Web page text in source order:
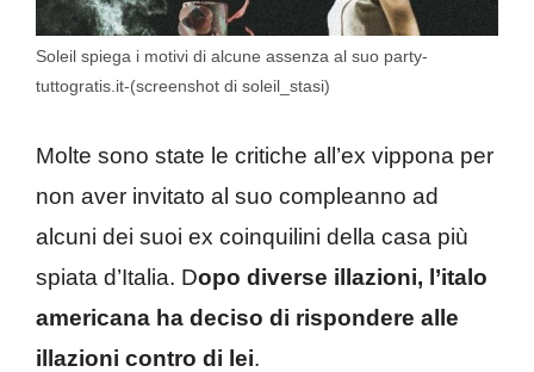
Soleil spiega i motivi di alcune assenza al suo party-
tuttogratis.it-(screenshot di soleil_stasi)
Molte sono state le critiche all’ex vippona per
non aver invitato al suo compleanno ad
alcuni dei suoi ex coinquilini della casa più
spiata d’Italia. Dopo diverse illazioni, l’italo
americana ha deciso di rispondere alle
illazioni contro di lei.